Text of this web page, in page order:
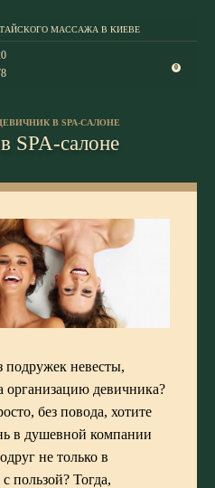
ТАЙСКОГО МАССАЖА В КИЕВЕ
0
В SPA-САЛОНЕ
SPA-салоне
подружек невесты,
организацию девичника?
без повода, хотите
в душевной компании
не только в
пользой? Тогда,